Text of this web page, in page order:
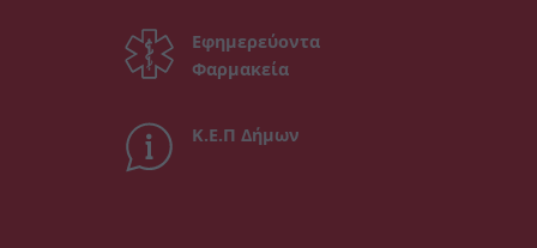
Εφημερεύοντα
Φαρμακεία
Κ.Ε.Π Δήμων